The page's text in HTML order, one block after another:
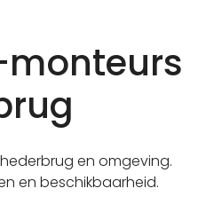
en omgeving.
en beschikbaarheid.